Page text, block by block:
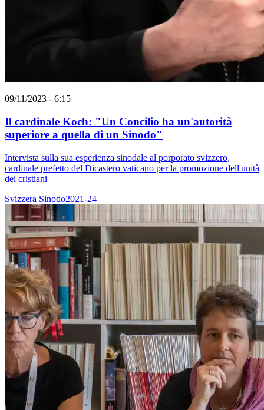
09/11/2023 - 6:15
Il cardinale Koch: "Un Concilio ha un'autorità
superiore a quella di un Sinodo"
Intervista sulla sua esperienza sinodale al porporato svizzero,
cardinale prefetto del Dicastero vaticano per la promozione dell'unità
dei cristiani
Svizzera Sinodo2021-24